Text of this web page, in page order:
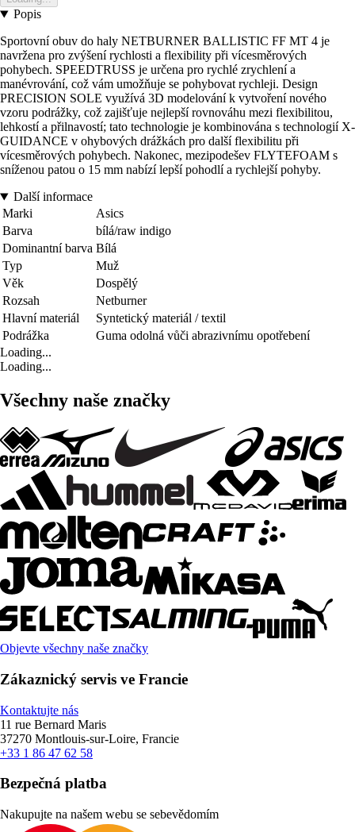
Popis
Sportovní obuv do haly NETBURNER BALLISTIC FF MT 4 je
navržena pro zvýšení rychlosti a flexibility při vícesměrových
pohybech. SPEEDTRUSS je určena pro rychlé zrychlení a
manévrování, což vám umožňuje se pohybovat rychleji. Design
PRECISION SOLE využívá 3D modelování k vytvoření nového
vzoru podrážky, což zajišťuje nejlepší rovnováhu mezi flexibilitou,
lehkostí a přilnavostí; tato technologie je kombinována s technologií X-
GUIDANCE v ohybových drážkách pro další flexibilitu při
vícesměrových pohybech. Nakonec, mezipodešev FLYTEFOAM s
sníženou patou o 15 mm nabízí lepší pohodlí a rychlejší pohyby.
Další informace
Marki
Asics
Barva
bílá/raw indigo
Dominantní barva Bílá
Typ
Muž
Věk
Dospělý
Rozsah
Netburner
Hlavní materiál
Syntetický materiál / textil
Podrážka
Guma odolná vůči abrazivnímu opotřebení
Loading...
Loading...
Všechny naše značky
Objevte všechny naše značky
Zákaznický servis ve Francie
Kontaktujte nás
11 rue Bernard Maris
37270 Montlouis-sur-Loire, Francie
+33 1 86 47 62 58
Bezpečná platba
Nakupujte na našem webu se sebevědomím